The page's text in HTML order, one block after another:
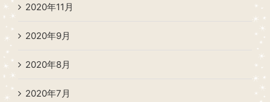
2020年11月
2020年9月
2020年8月
2020年7月